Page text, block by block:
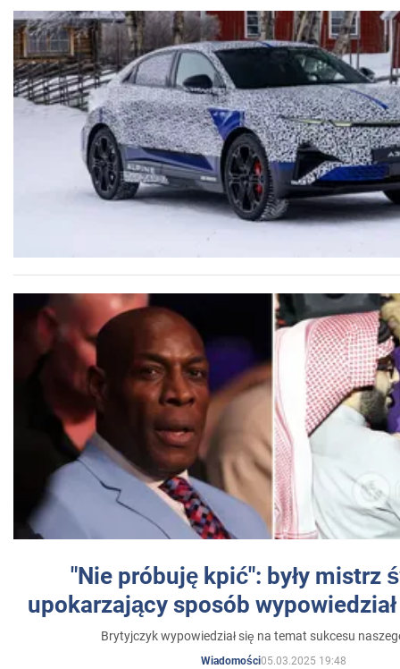
"Nie próbuję kpić": były mistrz
upokarzający sposób
Brytyjczyk wypowiedział się na temat sukcesu
Wiadomości05.03.2025 19:48